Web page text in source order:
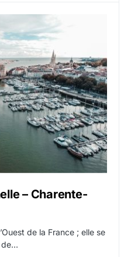
– Charente-
de la France ; elle se
de…